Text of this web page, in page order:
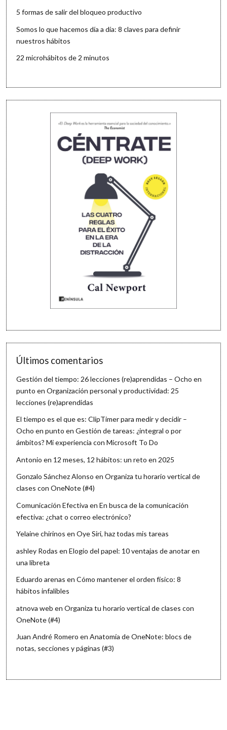
5 formas de salir del bloqueo productivo
Somos lo que hacemos día a día: 8 claves para definir
nuestros hábitos
22 microhábitos de 2 minutos
Últimos comentarios
Gestión del tiempo: 26 lecciones (re)aprendidas – Ocho en
punto enOrganización personal y productividad: 25
lecciones (re)aprendidas
El tiempo es el que es: ClipTimer para medir y decidir –
Ocho en punto enGestión de tareas: ¿integral o por
ámbitos? Mi experiencia con Microsoft To Do
Antonio en 12 meses, 12 hábitos: un reto en 2025
Gonzalo Sánchez Alonso enOrganiza tu horario vertical de
clases con OneNote (#4)
Comunicación Efectiva enEn busca de la comunicación
efectiva: ¿chat o correo electrónico?
Yelaine chirinos enOye Siri, haz todas mis tareas
ashley Rodas enElogio del papel: 10 ventajas de anotar en
una libreta
Eduardo arenas enCómo mantener el orden físico: 8
hábitos infalibles
atnova web enOrganiza tu horario vertical de clases con
OneNote (#4)
Juan André Romero enAnatomía de OneNote: blocs de
notas, secciones y páginas (#3)